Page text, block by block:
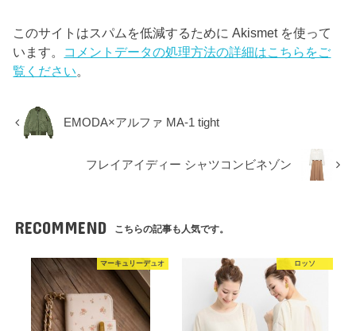
このサイトはスパムを低減するために Akismet を使って
います。 コメントデータの処理方法の詳細はこちらをご
覧ください。
EMODA×アルファ MA-1 tight
フレイアイディー シャツコンビネゾン
RECOMMEND こちらの記事も人気です。
マーキュリーデュオ ロッソ